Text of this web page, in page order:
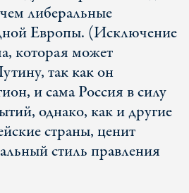
либеральные
Европы. (Исключение
которая может
так как он
и сама Россия в силу
однако, как и другие
страны, ценит
стиль правления